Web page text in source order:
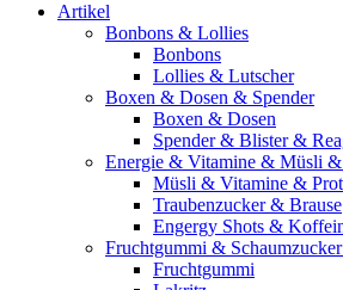
Artikel
Bonbons & Lollies
Bonbons
Lollies & Lutscher
Boxen & Dosen & Spender
Boxen & Dosen
Spender & Blister &
Energie & Vitamine & Müsli
Müsli & Vitamine &
Traubenzucker & Brause
Engergy Shots &
Fruchtgummi &
Fruchtgummi